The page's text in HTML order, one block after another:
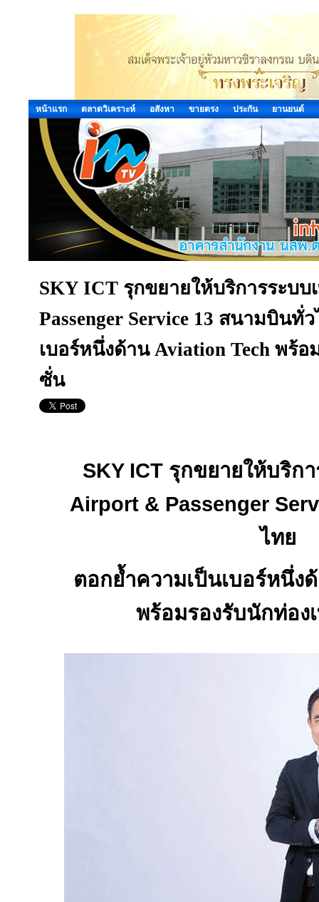
หน้าแรก ตลาดวิเคราะห์ อสังหา ขายตรง ประกัน ยานยนต์
SKY ICT รุกขยายให้บริการระบ
Passenger Service 13 สนามบินทั่
เบอร์หนึ่งด้าน Aviation Tech พร้
ซั่น
SKY ICT รุกขยายให้บริก
Airport & Passenger
ไทย
ตอกย้ำความเป็นเบอร์หนึ่ง
พร้อมรองรับนักท่อง